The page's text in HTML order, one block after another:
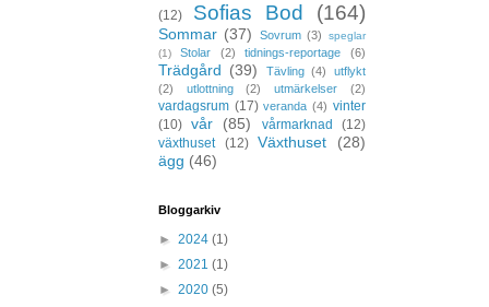
(12)
Sofias Bod (164)
Sommar (37) Sovrum (3)
speglar
(1)
Stolar (2) tidnings-reportage (6)
Trädgård (39) Tävling (4)
utflykt
(2)
utlottning (2) utmärkelser (2)
vardagsrum (17) veranda (4) vinter
(10) vår (85) vårmarknad
(12)
växthuset
(12) Växthuset
(28)
ägg (46)
Bloggarkiv
► 2024 (1)
► 2021 (1)
► 2020 (5)